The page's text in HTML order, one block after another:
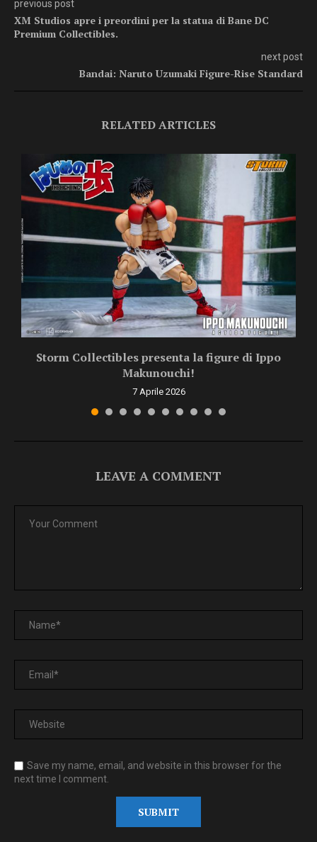
previous post
XM Studios apre i preordini per la statua di Bane DC
Premium Collectibles.
next post
Bandai: Naruto Uzumaki Figure-Rise Standard
RELATED ARTICLES
Storm Collectibles presenta la figure di Ippo
Makunouchi!
7 Aprile 2026
LEAVE A COMMENT
Save my name, email, and website in this browser for the
next time I comment.